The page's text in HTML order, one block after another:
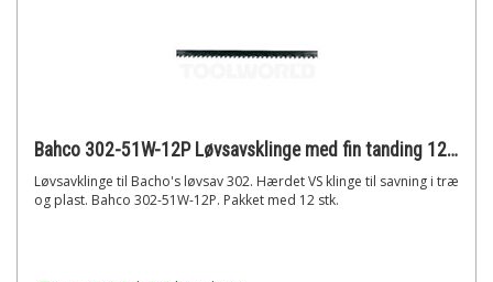
Bahco 302-51W-12P Løvsavsklinge med fin tanding 12 stk.
Løvsavklinge til Bacho's løvsav 302. Hærdet VS klinge til savning i træ
og plast. Bahco 302-51W-12P. Pakket med 12 stk.